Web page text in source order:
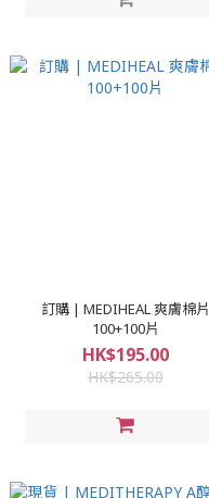
訂購 | MEDIHEAL 爽膚棉片
100+100片
HK$195.00
HK$265.00